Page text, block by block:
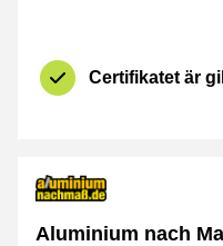
Certifikatet är
Aluminium nach